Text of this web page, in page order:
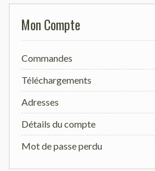
Mon Compte
Commandes
Téléchargements
Adresses
Détails du compte
Mot de passe perdu